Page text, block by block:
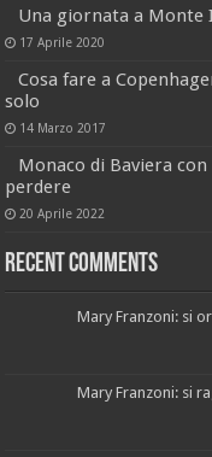
Una giornata a Monte
17 Aprile 2020
Cosa fare a
solo
14 Marzo 2017
Monaco di Baviera
perdere
20 Aprile 2022
Recent Comments
Mary Franzoni: si
Mary Franzoni: si